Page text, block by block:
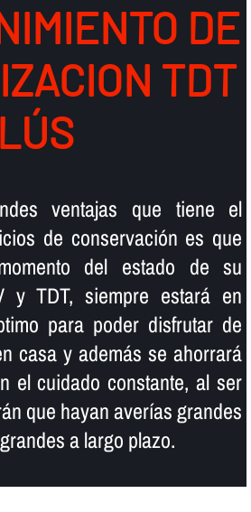
DE
TDT
ventajas que tiene el
de conservación es que
del estado de su
y TDT, siempre estará en
para poder disfrutar de
casa y además se ahorrará
el cuidado constante, al ser
que hayan averí­as grandes
a largo plazo.